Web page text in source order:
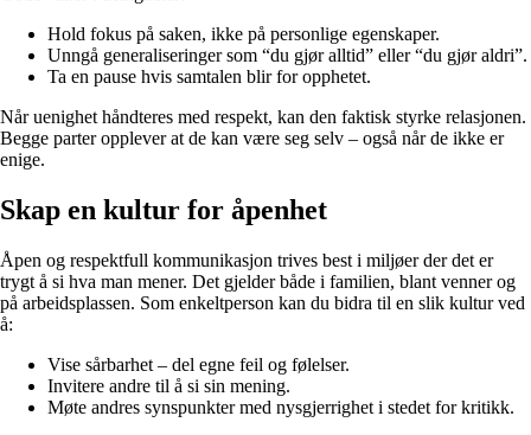
Hold fokus på saken, ikke på personlige egenskaper.
Unngå generaliseringer som “du gjør alltid” eller “du gjør aldri”.
Ta en pause hvis samtalen blir for opphetet.
Når uenighet håndteres med respekt, kan den faktisk styrke relasjonen.
Begge parter opplever at de kan være seg selv – også når de ikke er
enige.
Skap en kultur for åpenhet
Åpen og respektfull kommunikasjon trives best i miljøer der det er
trygt å si hva man mener. Det gjelder både i familien, blant venner og
på arbeidsplassen. Som enkeltperson kan du bidra til en slik kultur ved
å:
Vise sårbarhet – del egne feil og følelser.
Invitere andre til å si sin mening.
Møte andres synspunkter med nysgjerrighet i stedet for kritikk.